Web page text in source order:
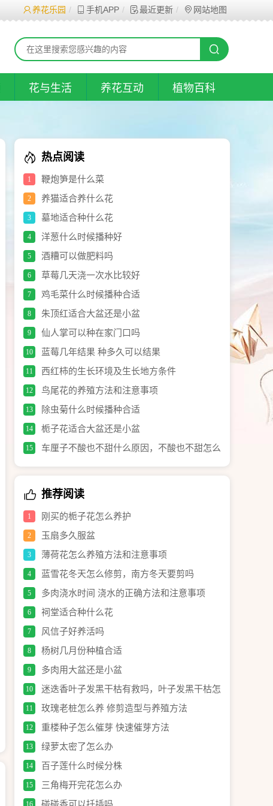
养花乐园 手机APP 最近更新 网站地图
花与生活 养花互动 植物百科
热点阅读
1 鞭炮笋是什么菜
2 养猫适合养什么花
3 墓地适合种什么花
4 洋葱什么时候播种好
5 酒糟可以做肥料吗
6 草莓几天浇一次水比较好
7 鸡毛菜什么时候播种合适
8 朱顶红适合大盆还是小盆
9 仙人掌可以种在家门口吗
10 蓝莓几年结果 种多久可以结果
11 西红柿的生长环境及生长地方条件
12 鸟尾花的养殖方法和注意事项
13 除虫菊什么时候播种合适
14 栀子花适合大盆还是小盆
15
车厘子不酸也不甜什么原因，不酸也不甜怎么
办
推荐阅读
1 刚买的栀子花怎么养护
2 玉扇多久服盆
3 薄荷花怎么养殖方法和注意事项
4 蓝雪花冬天怎么修剪，南方冬天要剪吗
5 多肉浇水时间 浇水的正确方法和注意事项
6 祠堂适合种什么花
7 风信子好养活吗
8 杨树几月份种植合适
9 多肉用大盆还是小盆
10
迷迭香叶子发黑干枯有救吗，叶子发黑干枯怎
么办
11 玫瑰老桩怎么养 修剪造型与养殖方法
12 重楼种子怎么催芽 快速催芽方法
13 绿萝太密了怎么办
14 百子莲什么时候分株
15 三角梅开完花怎么办
16 碰碰香可以扦插吗